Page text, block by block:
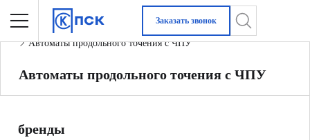
Заказать звонок
Главная
Металлообрабатывающее оборудование
Автоматы продольного точения с ЧПУ
Автоматы продольного точения с ЧПУ
бренды